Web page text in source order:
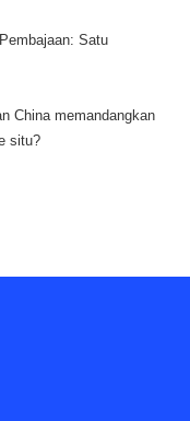
Satu
China memandangkan
situ?